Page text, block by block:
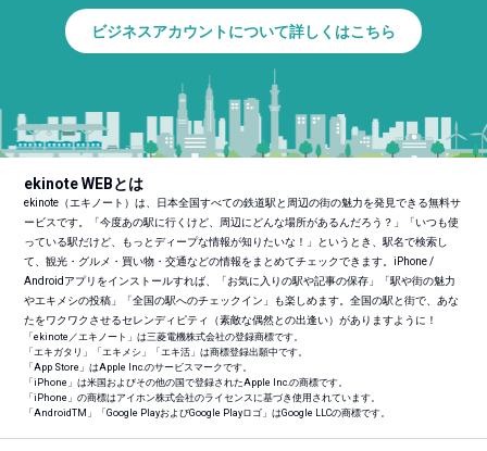
ビジネスアカウントについて詳しくはこちら
ekinote WEBとは
ekinote（エキノート）は、日本全国すべての鉄道駅と周辺の街の魅力を発見できる無料サ
ービスです。「今度あの駅に行くけど、周辺にどんな場所があるんだろう？」「いつも使
っている駅だけど、もっとディープな情報が知りたいな！」というとき、駅名で検索し
て、観光・グルメ・買い物・交通などの情報をまとめてチェックできます。iPhone /
Androidアプリをインストールすれば、「お気に入りの駅や記事の保存」「駅や街の魅力
やエキメシの投稿」「全国の駅へのチェックイン」も楽しめます。全国の駅と街で、あな
たをワクワクさせるセレンディピティ（素敵な偶然との出逢い）がありますように！
「ekinote／エキノート」は三菱電機株式会社の登録商標です。
「エキガタリ」「エキメシ」「エキ活」は商標登録出願中です。
「App Store」はApple Inc.のサービスマークです。
「iPhone」は米国およびその他の国で登録されたApple Inc.の商標です。
「iPhone」の商標はアイホン株式会社のライセンスに基づき使用されています。
「AndroidTM 」「Google PlayおよびGoogle Playロゴ」はGoogle LLCの商標です。